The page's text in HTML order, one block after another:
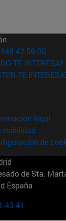
42 56 00
TE INTERESA?
TE
legal
de
de Sta.
España
43 41